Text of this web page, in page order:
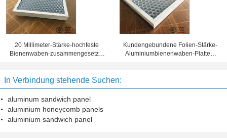
20 Millimeter-Stärke-hochfeste
Bienenwaben-zusammengesetzte
Kundengebundene Folien-Stärke-
Aluminiumbienenwaben-Platten,
In Verbindung stehende Suchen:
aluminum sandwich panel
aluminium honeycomb panels
aluminium sandwich panel